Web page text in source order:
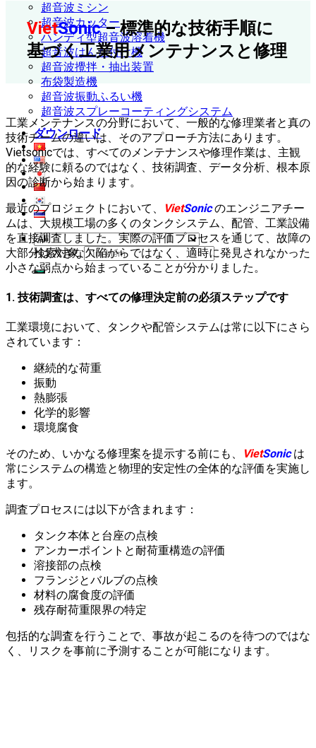
超音波ミシン
超音波カッター
ハンディ型超音波溶着機
超音波はんだ付け機
超音波攪拌・抽出装置
布袋製造機
超音波振動ふるい機
超音波スプレーコーティングシステム
ダウンロード
検索対象:
VietSonic– 標準的な技術手順に
基づく工業用メンテナンスと修理
工業メンテナンスの分野において、一般的な修理業者と真の
技術チームの違いは、そのアプローチ方法にあります。
Vietsonicでは、すべてのメンテナンスや修理作業は、主観
的な経験に頼るのではなく、技術調査、データ分析、根本原
因の診断から始まります。
最近のプロジェクトにおいて、
VietSonicのエンジニアチー
ムは、大規模工場の多くのタンクシステム、配管、工業設備
を直接調査しました。実際の評価プロセスを通じて、故障の
大部分は大きな欠陥からではなく、適時に発見されなかった
小さな弱点から始まっていることが分かりました。
1. 技術調査は、すべての修理決定前の必須ステップです
工業環境において、タンクや配管システムは常に以下にさら
されています：
継続的な荷重
振動
熱膨張
化学的影響
環境腐食
そのため、いかなる修理案を提示する前にも、
VietSonicは
常にシステムの構造と物理的安定性の全体的な評価を実施し
ます。
調査プロセスには以下が含まれます：
タンク本体と台座の点検
アンカーポイントと耐荷重構造の評価
溶接部の点検
フランジとバルブの点検
材料の腐食度の評価
残存耐荷重限界の特定
包括的な調査を行うことで、事故が起こるのを待つのではな
く、リスクを事前に予測することが可能になります。